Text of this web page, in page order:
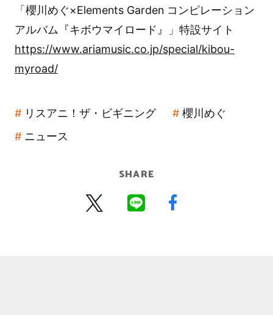
「櫻川めぐ×Elements Garden コンピレーション
アルバム『キボウマイロード』」特設サイト
https://www.ariamusic.co.jp/special/kibou-
myroad/
リスアニ！ザ・ビギニング
櫻川めぐ
ニュース
SHARE